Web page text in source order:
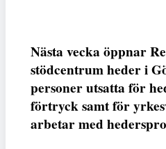
Nästa vecka öppnar
stödcentrum heder i
personer utsatta för
förtryck samt för
arbetar med